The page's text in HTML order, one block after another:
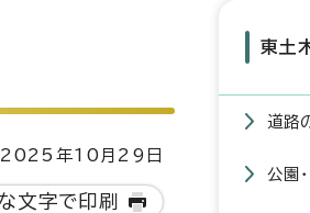
年10月29日
文字で印刷
東土
道路
公園